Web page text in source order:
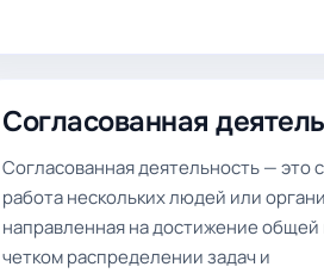
Согласованная
Согласованная деятельность — это
работа нескольких людей или
направленная на достижение общей
четком распределении задач и